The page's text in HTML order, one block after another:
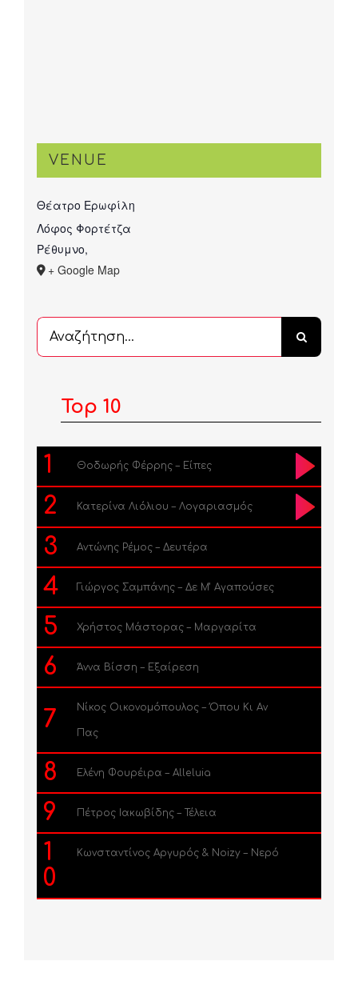
VENUE
Θέατρο Ερωφίλη
Λόφος Φορτέτζα
Ρέθυμνο,
+ Google Map
Αναζήτηση
...
Top 10
1 Θοδωρής Φέρρης – Είπες
2 Κατερίνα Λιόλιου – Λογαριασμός
3 Αντώνης Ρέμος – Δευτέρα
4 Γιώργος Σαμπάνης – Δε Μ’ Αγαπούσες
5 Χρήστος Μάστορας – Μαργαρίτα
6 Άννα Βίσση – Εξαίρεση
7 Νίκος Οικονομόπουλος – Όπου Κι Αν
Πας
8 Ελένη Φουρέιρα – Alleluia
9 Πέτρος Ιακωβίδης – Τέλεια
1
0
Κωνσταντίνος Αργυρός & Noizy – Νερό